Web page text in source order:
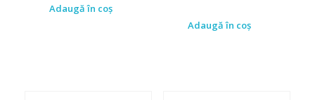
Adaugă în coș
Adaugă în coș